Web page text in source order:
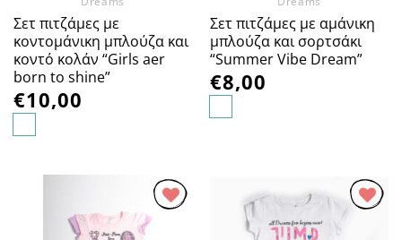
Σετ πιτζάμες με
κοντομάνικη μπλούζα και
κοντό κολάν “Girls aer
born to shine”
€10,00
Σετ πιτζάμες με αμάνικη
μπλούζα και σορτσάκι
“Summer Vibe Dream”
€8,00
Προσθήκη